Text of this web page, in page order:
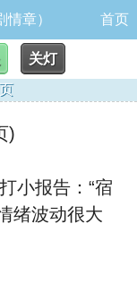
章） 首页
关灯
)
小报告：“宿
绪波动很大